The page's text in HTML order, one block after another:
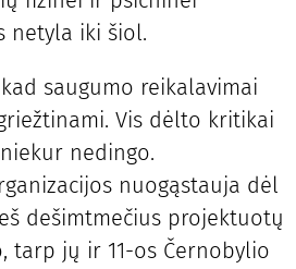
netyla iki šiol.
saugumo reikalavimai
Vis dėlto kritikai
nedingo.
nuogąstauja dėl
dešimtmečius projektuotų
tarp jų ir 11-os Černobylio